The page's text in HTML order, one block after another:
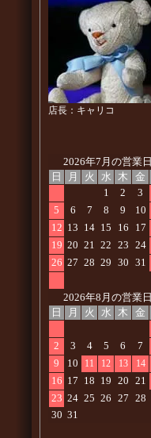
店長：キャリコ
2026年7月の営業日
日
月 火 水 木 金
1
2 3
5
6 7 8 9 10
12 13 14 15 16 17
19 20 21 22 23 24
26 27 28 29 30 31
2026年8月の営業日
日
月 火 水 木 金
2
3 4 5 6 7
9
10 11 12 13 14
16 17 18 19 20 21
23 24 25 26 27 28
30 31